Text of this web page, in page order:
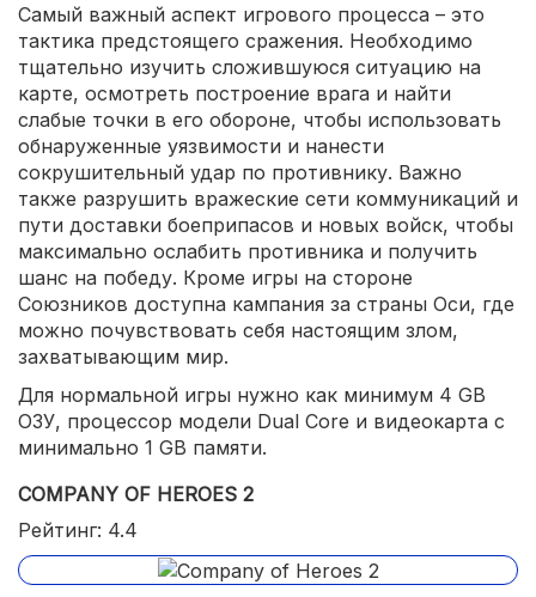
Самый важный аспект игрового процесса – это
тактика предстоящего сражения. Необходимо
тщательно изучить сложившуюся ситуацию на
карте, осмотреть построение врага и найти
слабые точки в его обороне, чтобы использовать
обнаруженные уязвимости и нанести
сокрушительный удар по противнику. Важно
также разрушить вражеские сети коммуникаций и
пути доставки боеприпасов и новых войск, чтобы
максимально ослабить противника и получить
шанс на победу. Кроме игры на стороне
Союзников доступна кампания за страны Оси, где
можно почувствовать себя настоящим злом,
захватывающим мир.
Для нормальной игры нужно как минимум 4 GB
ОЗУ, процессор модели Dual Core и видеокарта с
минимально 1 GB памяти.
COMPANY OF HEROES 2
Рейтинг: 4.4